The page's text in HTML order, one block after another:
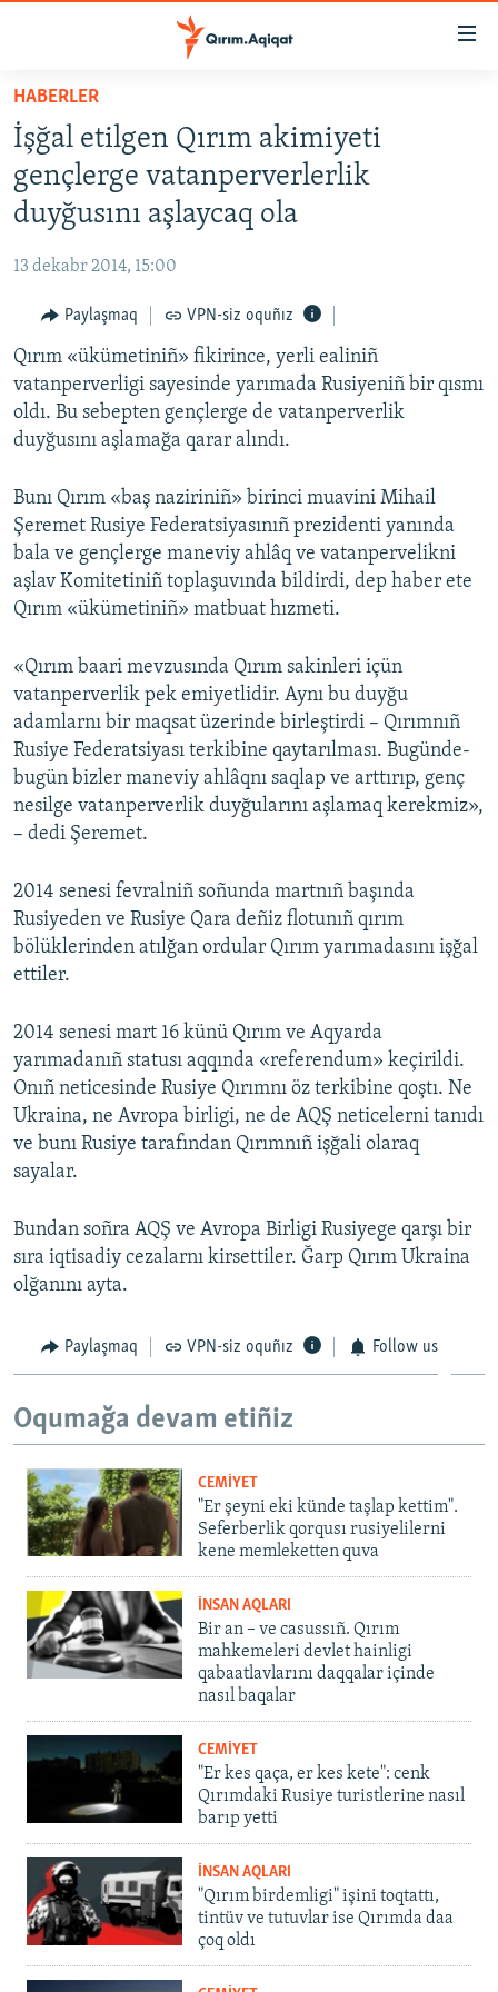
Esas
mündericege
qaytmaq
Baş
navigatsiyağa
qaytmaq
Qıdıruvğa
HABERLER
SİYASET
İQTİSADİYAT
MEDENİYET
İNSAN AQLARI
VİDEO
SÜRET
BLOGLAR
Русский
Українською
RFE/RS bütün saytları
HABERLER
İşğal etilgen Qırım akimiyeti
gençlerge vatanperverlerlik
duyğusını aşlaycaq ola
13 dekabr 2014, 15:00
Paylaşmaq VPN-siz oquñız
Qırım «ükümetiniñ» fikirince, yerli ealiniñ
vatanperverligi sayesinde yarımada Rusiyeniñ bir qısmı
oldı. Bu sebepten gençlerge de vatanperverlik
duyğusını aşlamağa qarar alındı.
Bunı Qırım «baş naziriniñ» birinci muavini Mihail
Şeremet Rusiye Federatsiyasınıñ prezidenti yanında
bala ve gençlerge maneviy ahlâq ve vatanpervelikni
aşlav Komitetiniñ toplaşuvında bildirdi, dep haber ete
Qırım «ükümetiniñ» matbuat hızmeti.
«Qırım baari mevzusında Qırım sakinleri içün
vatanperverlik pek emiyetlidir. Aynı bu duyğu
adamlarnı bir maqsat üzerinde birleştirdi – Qırımnıñ
Rusiye Federatsiyası terkibine qaytarılması. Bugünde-
bugün bizler maneviy ahlâqnı saqlap ve arttırıp, genç
nesilge vatanperverlik duyğularını aşlamaq kerekmiz»,
– dedi Şeremet.
2014 senesi fevralniñ soñunda martnıñ başında
Rusiyeden ve Rusiye Qara deñiz flotunıñ qırım
bölüklerinden atılğan ordular Qırım yarımadasını işğal
ettiler.
2014 senesi mart 16 künü Qırım ve Aqyarda
yarımadanıñ statusı aqqında «referendum» keçirildi.
Onıñ neticesinde Rusiye Qırımnı öz terkibine qoştı. Ne
Ukraina, ne Avropa birligi, ne de AQŞ neticelerni tanıdı
ve bunı Rusiye tarafından Qırımnıñ işğali olaraq
sayalar.
Bundan soñra AQŞ ve Avropa Birligi Rusiyege qarşı bir
sıra iqtisadiy cezalarnı kirsettiler. Ğarp Qırım Ukraina
olğanını ayta.
Paylaşmaq VPN-siz oquñız Follow us
Oqumağa devam etiñiz
CEMİYET
"Er şeyni eki künde taşlap kettim".
Seferberlik qorqusı rusiyelilerni
kene memleketten quva
İNSAN AQLARI
Bir an – ve casussıñ. Qırım
mahkemeleri devlet hainligi
qabaatlavlarını daqqalar içinde
nasıl baqalar
CEMİYET
"Er kes qaça, er kes kete": cenk
Qırımdaki Rusiye turistlerine nasıl
barıp yetti
İNSAN AQLARI
"Qırım birdemligi" işini toqtattı,
tintüv ve tutuvlar ise Qırımda daa
çoq oldı